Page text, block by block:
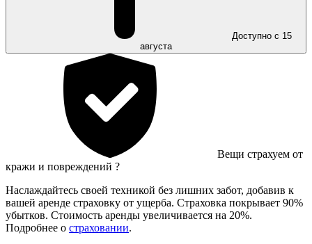
Доступно с 15
августа
Вещи страхуем от
кражи и повреждений ?
Наслаждайтесь своей техникой без лишних забот, добавив к
вашей аренде страховку от ущерба. Страховка покрывает 90%
убытков. Стоимость аренды увеличивается на 20%.
Подробнее о страховании.